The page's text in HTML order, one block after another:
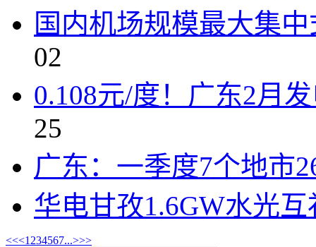
国内机场规模最大集
02
0.108元/度！广东2月
25
广东：一季度7个地市
华电甘孜1.6GW水光
<<<1 234567...>>>